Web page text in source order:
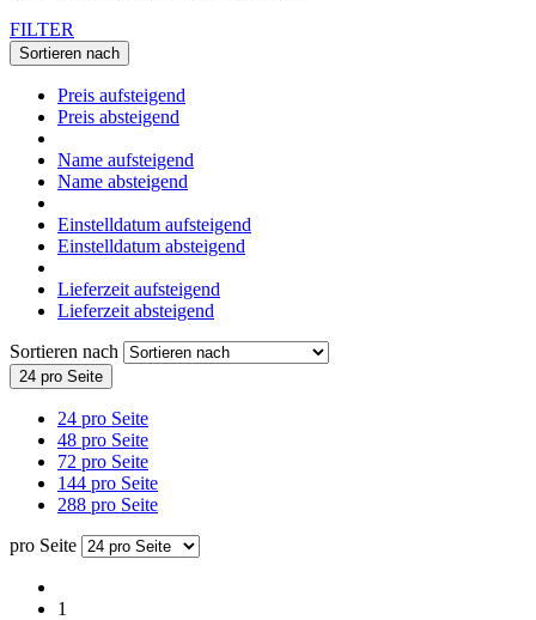
FILTER
Sortieren nach
Preis aufsteigend
Preis absteigend
Name aufsteigend
Name absteigend
Einstelldatum aufsteigend
Einstelldatum absteigend
Lieferzeit aufsteigend
Lieferzeit absteigend
Sortieren nach
24 pro Seite
24 pro Seite
48 pro Seite
72 pro Seite
144 pro Seite
288 pro Seite
pro Seite
1